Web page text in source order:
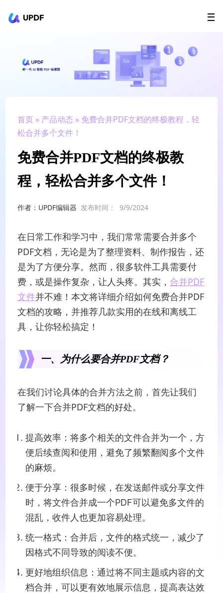
UPDF
AI Agents
政企采购
升级会员
首页 » 产品动态 » 免费合并PDF文档的终极教程，轻
松合并多个文件！
免费合并PDF文档的终极教
程，轻松合并多个文件！
作者：UPDF编辑器 发布时间： 9/9/2024
在日常工作和学习中，我们常常需要合并多个
PDF文档，无论是为了整理资料、制作报告，还
是为了方便分享。然而，很多软件工具需要付
费，或是操作复杂，让人头疼。其实，合并PDF
文件并不难！本文将详细介绍如何免费合并PDF
文档的攻略，并推荐几款实用的在线和离线工
具，让你轻松搞定！
一、为什么要合并PDF文档？
在我们讨论具体的合并方法之前，首先让我们
了解一下合并PDF文档的好处。
提高效率：将多个相关的文件合并为一个，方
便后续查阅和使用，避免了频繁翻阅多个文件
的麻烦。
便于分享：很多时候，在发送邮件或分享文件
时，将文件合并成一个PDF可以避免多文件的
混乱，收件人也更加容易处理。
统一格式：合并后，文件的格式统一，减少了
因格式不同导致的阅读不便。
更好地组织信息：通过将不同主题或内容的文
档合并，可以更有效地展示信息，提高表达效